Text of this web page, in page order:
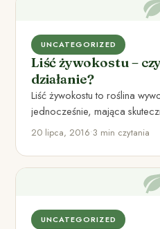
UNCATEGORIZED
Liść żywokostu –
działanie?
Liść żywokostu to roślina
jednocześnie, mająca
Żywokost stosowano
20 lipca, 2016•3 min czytania
UNCATEGORIZED